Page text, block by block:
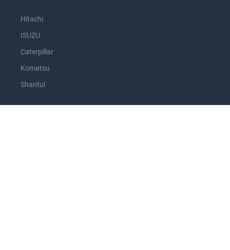
Hitachi
ISUZU
Caterpillar
Komatsu
Shantui